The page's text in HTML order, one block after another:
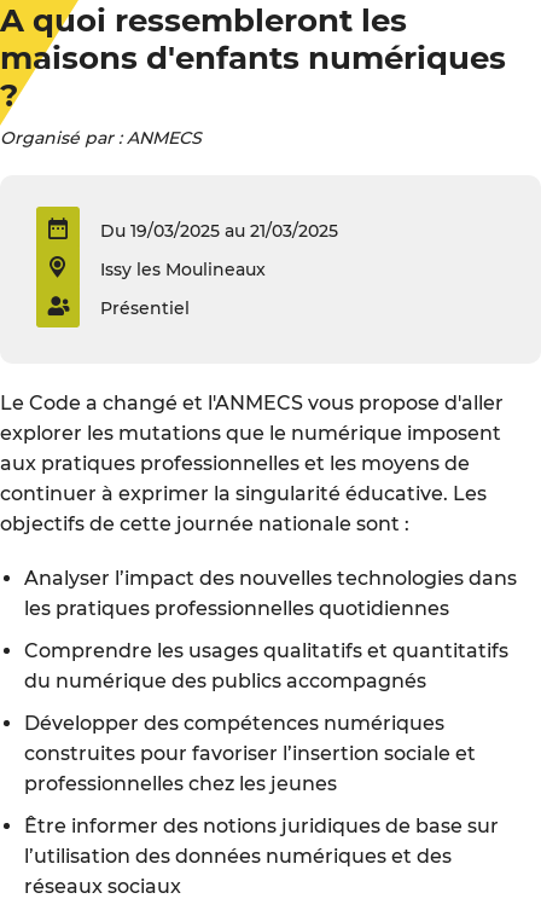
A quoi ressembleront les
maisons d'enfants numériques
?
Organisé par : ANMECS
Du 19/03/2025 au 21/03/2025
Issy les Moulineaux
Présentiel
Le Code a changé et l'ANMECS vous propose d'aller
explorer les mutations que le numérique imposent
aux pratiques professionnelles et les moyens de
continuer à exprimer la singularité éducative. Les
objectifs de cette journée nationale sont :
Analyser l’impact des nouvelles technologies dans
les pratiques professionnelles quotidiennes
Comprendre les usages qualitatifs et quantitatifs
du numérique des publics accompagnés
Développer des compétences numériques
construites pour favoriser l’insertion sociale et
professionnelles chez les jeunes
Être informer des notions juridiques de base sur
l’utilisation des données numériques et des
réseaux sociaux